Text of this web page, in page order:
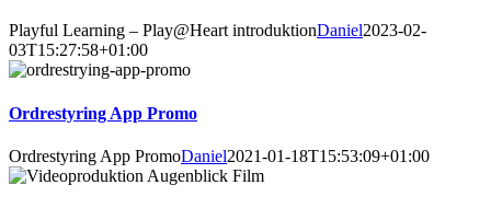
Playful Learning – Play@Heart introduktionDaniel2023-02-
03T15:27:58+01:00
Ordrestyring App Promo
Ordrestyring App PromoDaniel2021-01-18T15:53:09+01:00